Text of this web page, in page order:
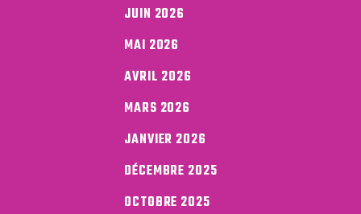
JUIN 2026
MAI 2026
AVRIL 2026
MARS 2026
JANVIER 2026
DÉCEMBRE 2025
OCTOBRE 2025